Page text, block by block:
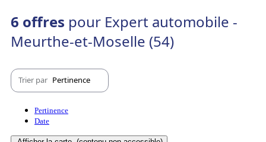
6 offres pour Expert automobile -
Meurthe-et-Moselle (54)
Trier par Pertinence
Pertinence
Date